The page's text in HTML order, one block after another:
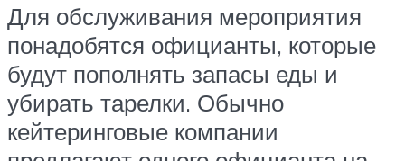
Для обслуживания мероприятия
понадобятся официанты, которые
будут пополнять запасы еды и
убирать тарелки. Обычно
кейтеринговые компании